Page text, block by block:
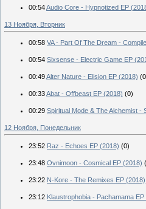
00:54Audio Core - Hypnotized EP
13 Ноября, Вторник
00:58 VA - Part Of The Dream -
00:54 Sixsense - Electric Game EP
00:49Alter Nature - Elision EP (2018)
00:33Abat - Offbeast EP (2018) (0)
00:29 Spiritual Mode & The Alchemist -
12 Ноября, Понедельник
23:52 Raz - Echoes EP (2018) (0)
23:48 Ovnimoon - Cosmical EP (2018)
23:22 N-Kore - The Remixes EP (2018)
23:12 Klaustrophobia - Pachamama EP